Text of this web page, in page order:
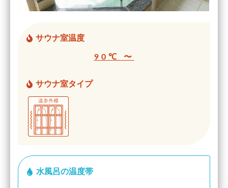
サウナ室温度
90℃ 〜
サウナ室タイプ
水風呂の温度帯